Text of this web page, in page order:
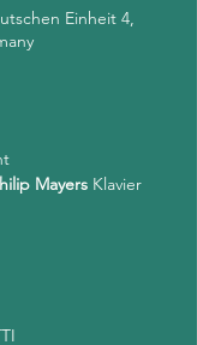
Einheit 4,
Mayers Klavier